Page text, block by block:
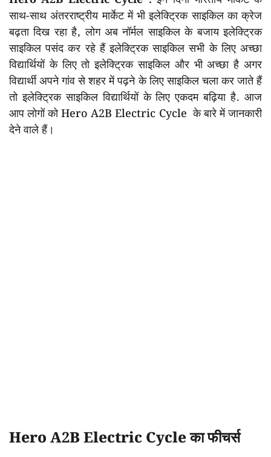
साथ-साथ अंतरराष्ट्रीय मार्केट में भी इलेक्ट्रिक साइकिल का क्रेज
बढ़ता दिख रहा है, लोग अब नॉर्मल साइकिल के बजाय इलेक्ट्रिक
साइकिल पसंद कर रहे हैं इलेक्ट्रिक साइकिल सभी के लिए अच्छा
विद्यार्थियों के लिए तो इलेक्ट्रिक साइकिल और भी अच्छा है अगर
विद्यार्थी अपने गांव से शहर में पढ़ने के लिए साइकिल चला कर जाते हैं
तो इलेक्ट्रिक साइकिल विद्यार्थियों के लिए एकदम बढ़िया है. आज
आप लोगों को Hero A2B Electric Cycle के बारे में जानकारी
देने वाले हैं।
Hero A2B Electric Cycle का फीचर्स